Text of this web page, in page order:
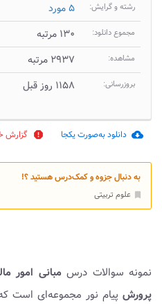
رشته و گرایش: ۵ مورد
مجموع دانلود: ۱۳۰ مرتبه
مشاهده: ۲۹۳۷ مرتبه
بروزرسانی: ۱۱۵۸ روز قبل
cloud_download دانلود به‌صورت یکجا report گزارش
به دنبال جزوه و کمک‌درس هستید ؟!
علوم تربیتی
نمونه سوالات درسمبانی امور
پرورش پیام نور مجموعه‌ای است